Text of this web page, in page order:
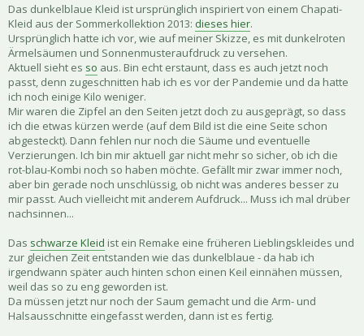
Das dunkelblaue Kleid ist ursprünglich inspiriert von einem Chapati-
Kleid aus der Sommerkollektion 2013: dieses hier.
Ursprünglich hatte ich vor, wie auf meiner Skizze, es mit dunkelroten
Ärmelsäumen und Sonnenmusteraufdruck zu versehen.
Aktuell sieht es so aus. Bin echt erstaunt, dass es auch jetzt noch
passt, denn zugeschnitten hab ich es vor der Pandemie und da hatte
ich noch einige Kilo weniger.
Mir waren die Zipfel an den Seiten jetzt doch zu ausgeprägt, so dass
ich die etwas kürzen werde (auf dem Bild ist die eine Seite schon
abgesteckt). Dann fehlen nur noch die Säume und eventuelle
Verzierungen. Ich bin mir aktuell gar nicht mehr so sicher, ob ich die
rot-blau-Kombi noch so haben möchte. Gefällt mir zwar immer noch,
aber bin gerade noch unschlüssig, ob nicht was anderes besser zu
mir passt. Auch vielleicht mit anderem Aufdruck... Muss ich mal drüber
nachsinnen...
Das schwarze Kleid ist ein Remake eine früheren Lieblingskleides und
zur gleichen Zeit entstanden wie das dunkelblaue - da hab ich
irgendwann später auch hinten schon einen Keil einnähen müssen,
weil das so zu eng geworden ist.
Da müssen jetzt nur noch der Saum gemacht und die Arm- und
Halsausschnitte eingefasst werden, dann ist es fertig.